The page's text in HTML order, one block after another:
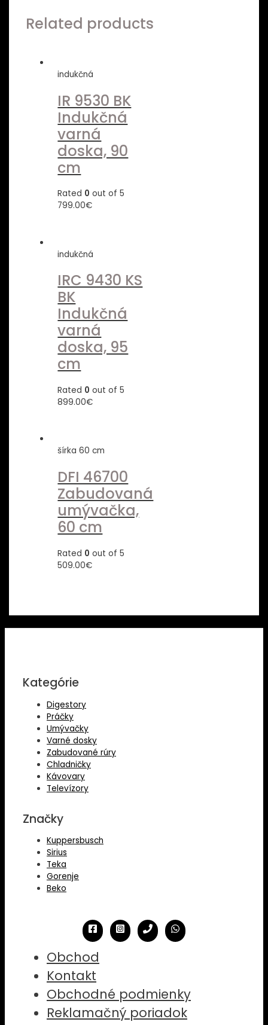
Related products
indukčná
IR 9530 BK
Indukčná
varná
doska, 90
cm
Rated 0 out of 5
799.00€
indukčná
IRC 9430 KS
BK
Indukčná
varná
doska, 95
cm
Rated 0 out of 5
899.00€
šírka 60 cm
DFI 46700
Zabudovaná
umývačka,
60 cm
Rated 0 out of 5
509.00€
Kategórie
Digestory
Práčky
Umývačky
Varné dosky
Zabudované rúry
Chladničky
Kávovary
Televízory
Značky
Kuppersbusch
Sirius
Teka
Gorenje
Beko
Obchod
Kontakt
Obchodné podmienky
Reklamačný poriadok